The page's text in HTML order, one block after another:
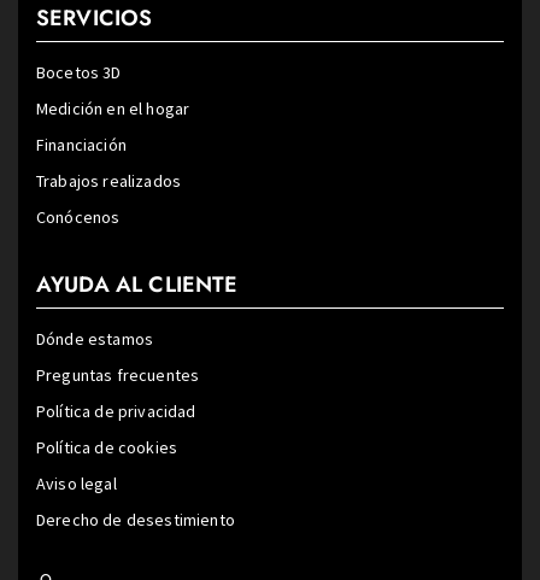
SERVICIOS
Bocetos 3D
Medición en el hogar
Financiación
Trabajos realizados
Conócenos
AYUDA AL CLIENTE
Dónde estamos
Preguntas frecuentes
Política de privacidad
Política de cookies
Aviso legal
Derecho de desestimiento